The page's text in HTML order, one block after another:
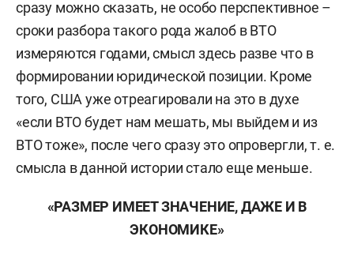
сразу можно сказать, не особо перспективное –
сроки разбора такого рода жалоб в ВТО
измеряются годами, смысл здесь разве что в
формировании юридической позиции. Кроме
того, США уже отреагировали на это в духе
«если ВТО будет нам мешать, мы выйдем и из
ВТО тоже», после чего сразу это опровергли, т. е.
смысла в данной истории стало еще меньше.
«РАЗМЕР ИМЕЕТ ЗНАЧЕНИЕ, ДАЖЕ И В
ЭКОНОМИКЕ»